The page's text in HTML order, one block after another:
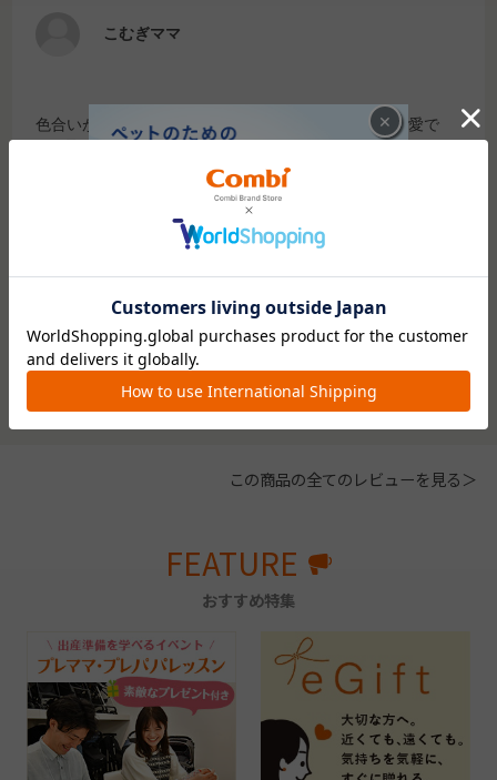
こむぎママ
色合いが凄く可愛です。フックの部分もキラキラで可愛で
少しお値段がしましたが購入して良かったです。
デニム色の取り替えも付いているのでいいですね！
参考になった
絞り込み 表示：新しい順
※レビューを書くには
レビューを書いてクーポン＆プレゼントをもらおう！
この商品の全てのレビューを見る＞
FEATURE
おすすめ特集
×